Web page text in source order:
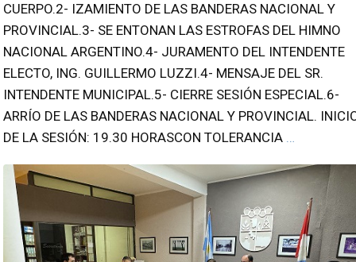
CUERPO.2- IZAMIENTO DE LAS BANDERAS NACIONAL Y
PROVINCIAL.3- SE ENTONAN LAS ESTROFAS DEL HIMNO
NACIONAL ARGENTINO.4- JURAMENTO DEL INTENDENTE
ELECTO, ING. GUILLERMO LUZZI.4- MENSAJE DEL SR.
INTENDENTE MUNICIPAL.5- CIERRE SESIÓN ESPECIAL.6-
ARRÍO DE LAS BANDERAS NACIONAL Y PROVINCIAL.
DE LA SESIÓN: 19.30 HORASCON TOLERANCIA …